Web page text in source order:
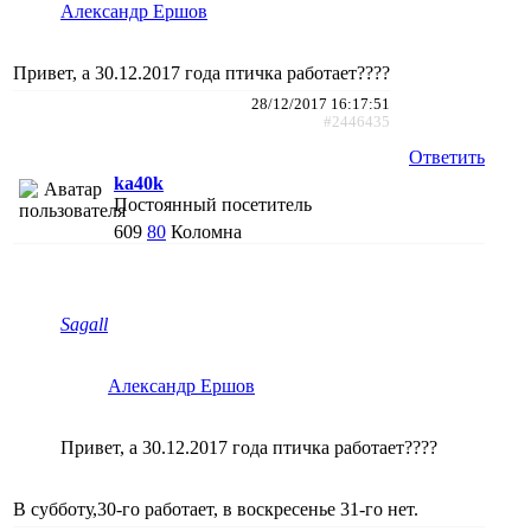
Александр Ершов
Привет, а 30.12.2017 года птичка работает????
28/12/2017 16:17:51
#2446435
Ответить
ka40k
Постоянный посетитель
609 80 Коломна
Sagall
Александр Ершов
Привет, а 30.12.2017 года птичка работает????
В субботу,30-го работает, в воскресенье 31-го нет.